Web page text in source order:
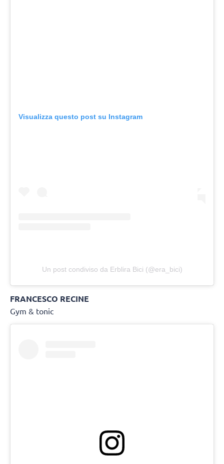
Visualizza questo post su Instagram
Un post condiviso da Erblira Bici (@era_bici)
FRANCESCO RECINE
Gym & tonic